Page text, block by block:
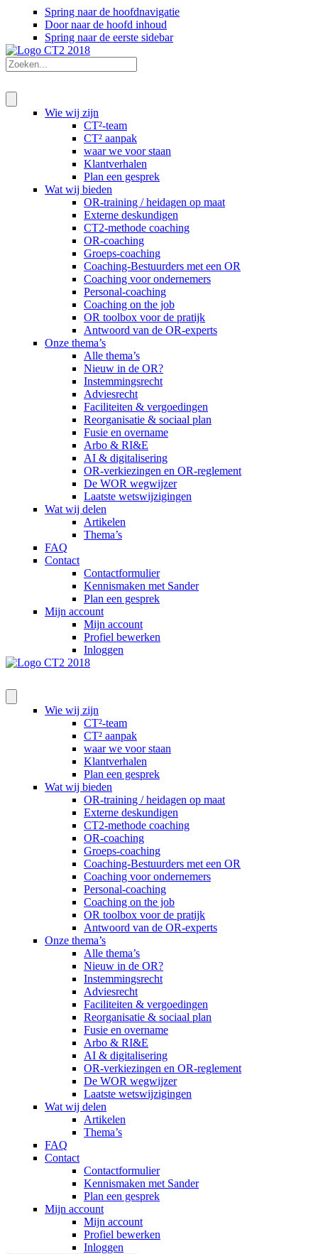
Spring naar de hoofdnavigatie
Door naar de hoofd inhoud
Spring naar de eerste sidebar
Wie wij zijn
CT²-team
CT² aanpak
waar we voor staan
Klantverhalen
Plan een gesprek
Wat wij bieden
OR-training / heidagen op maat
Externe deskundigen
CT2-methode coaching
OR-coaching
Groeps-coaching
Coaching-Bestuurders met een OR
Coaching voor ondernemers
Personal-coaching
Coaching on the job
OR toolbox voor de pratijk
Antwoord van de OR-experts
Onze thema’s
Alle thema’s
Nieuw in de OR?
Instemmingsrecht
Adviesrecht
Faciliteiten & vergoedingen
Reorganisatie & sociaal plan
Fusie en overname
Arbo & RI&E
AI & digitalisering
OR-verkiezingen en OR-reglement
De WOR wegwijzer
Laatste wetswijzigingen
Wat wij delen
Artikelen
Thema’s
FAQ
Contact
Contactformulier
Kennismaken met Sander
Plan een gesprek
Mijn account
Mijn account
Profiel bewerken
Inloggen
Wie wij zijn
CT²-team
CT² aanpak
waar we voor staan
Klantverhalen
Plan een gesprek
Wat wij bieden
OR-training / heidagen op maat
Externe deskundigen
CT2-methode coaching
OR-coaching
Groeps-coaching
Coaching-Bestuurders met een OR
Coaching voor ondernemers
Personal-coaching
Coaching on the job
OR toolbox voor de pratijk
Antwoord van de OR-experts
Onze thema’s
Alle thema’s
Nieuw in de OR?
Instemmingsrecht
Adviesrecht
Faciliteiten & vergoedingen
Reorganisatie & sociaal plan
Fusie en overname
Arbo & RI&E
AI & digitalisering
OR-verkiezingen en OR-reglement
De WOR wegwijzer
Laatste wetswijzigingen
Wat wij delen
Artikelen
Thema’s
FAQ
Contact
Contactformulier
Kennismaken met Sander
Plan een gesprek
Mijn account
Mijn account
Profiel bewerken
Inloggen